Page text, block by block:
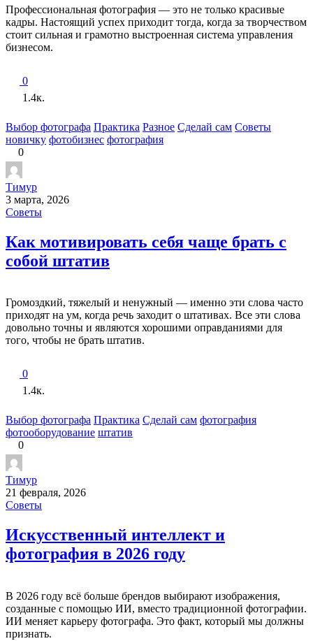
Профессиональная фотография — это не только красивые
кадры. Настоящий успех приходит тогда, когда за творчеством
стоит сильная и грамотно выстроенная система управления
бизнесом.
0
1.4к.
Выбор фотографа Практика Разное Сделай сам Советы
новичку фотобизнес фотография
0
Тимур
3 марта, 2026
Советы
Как мотивировать себя чаще брать с
собой штатив
Громоздкий, тяжелый и ненужный — именно эти слова часто
приходят на ум, когда речь заходит о штативах. Все эти слова
довольно точны и являются хорошими оправданиями для
того, чтобы не брать штатив.
0
1.4к.
Выбор фотографа Практика Сделай сам фотография
фотооборудование штатив
0
Тимур
21 февраля, 2026
Советы
Искусственный интеллект и
фотография в 2026 году
В 2026 году всё больше брендов выбирают изображения,
созданные с помощью ИИ, вместо традиционной фотографии.
ИИ меняет карьеру фотографа. Это факт, который мы должны
признать.